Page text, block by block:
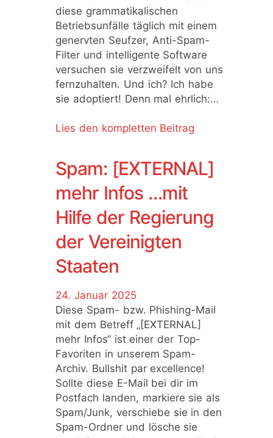
diese grammatikalischen
Betriebsunfälle täglich mit einem
genervten Seufzer, Anti-Spam-
Filter und intelligente Software
versuchen sie verzweifelt von uns
fernzuhalten. Und ich? Ich habe
sie adoptiert! Denn mal ehrlich:…
Lies den kompletten Beitrag
Spam: [EXTERNAL]
mehr Infos …mit
Hilfe der Regierung
der Vereinigten
Staaten
24. Januar 2025
Diese Spam- bzw. Phishing-Mail
mit dem Betreff „[EXTERNAL]
mehr Infos“ ist einer der Top-
Favoriten in unserem Spam-
Archiv. Bullshit par excellence!
Sollte diese E-Mail bei dir im
Postfach landen, markiere sie als
Spam/Junk, verschiebe sie in den
Spam-Ordner und lösche sie